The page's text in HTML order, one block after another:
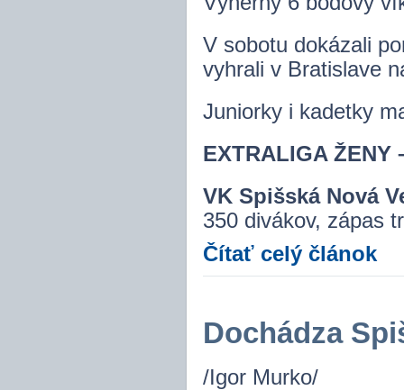
V sobotu dokázali
vyhrali v Bratislave
Juniorky i kadetky
EXTRALIGA ŽENY
VK Spišská Nová
350 divákov, zápas
Čítať celý článok
Dochádza
/Igor Murko/